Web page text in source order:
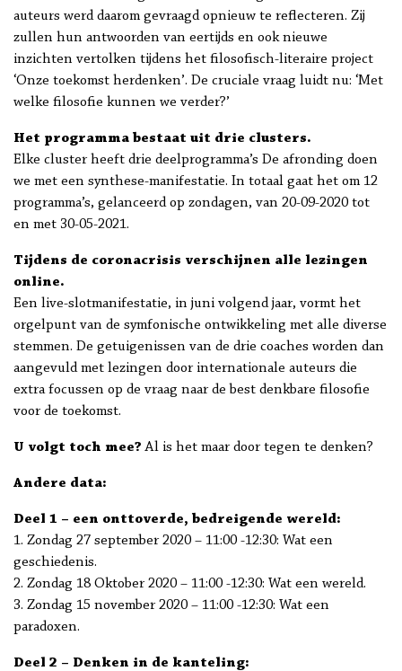
auteurs werd daarom gevraagd opnieuw te reflecteren. Zij
zullen hun antwoorden van eertijds en ook nieuwe
inzichten vertolken tijdens het filosofisch-literaire project
‘Onze toekomst herdenken’. De cruciale vraag luidt nu: ‘Met
welke filosofie kunnen we verder?’
Het programma bestaat uit drie clusters.
Elke cluster heeft drie deelprogramma’s De afronding doen
we met een synthese-manifestatie. In totaal gaat het om 12
programma’s, gelanceerd op zondagen, van 20-09-2020 tot
en met 30-05-2021.
Tijdens de coronacrisis verschijnen alle lezingen
online.
Een live-slotmanifestatie, in juni volgend jaar, vormt het
orgelpunt van de symfonische ontwikkeling met alle diverse
stemmen. De getuigenissen van de drie coaches worden dan
aangevuld met lezingen door internationale auteurs die
extra focussen op de vraag naar de best denkbare filosofie
voor de toekomst.
U volgt toch mee?Al is het maar door tegen te denken?
Andere data:
Deel 1 – een onttoverde, bedreigende wereld:
1. Zondag 27 september 2020 – 11:00 -12:30: Wat een
geschiedenis.
2. Zondag 18 Oktober 2020 – 11:00 -12:30: Wat een wereld.
3. Zondag 15 november 2020 – 11:00 -12:30: Wat een
paradoxen.
Deel 2 – Denken in de kanteling: